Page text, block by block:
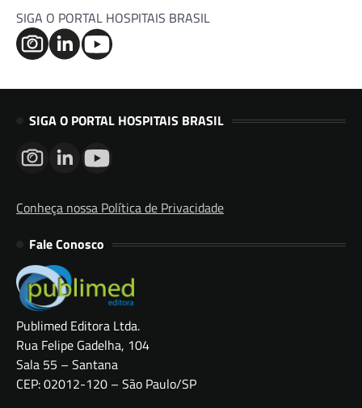
SIGA O PORTAL HOSPITAIS BRASIL
SIGA O PORTAL HOSPITAIS BRASIL
Conheça nossa Política de Privacidade
Fale Conosco
Publimed Editora Ltda.
Rua Felipe Gadelha, 104
Sala 55 – Santana
CEP: 02012-120 – São Paulo/SP